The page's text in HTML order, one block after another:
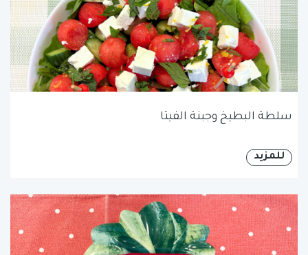
سلطة البطيخ وجبنة الفيتا
للمزيد